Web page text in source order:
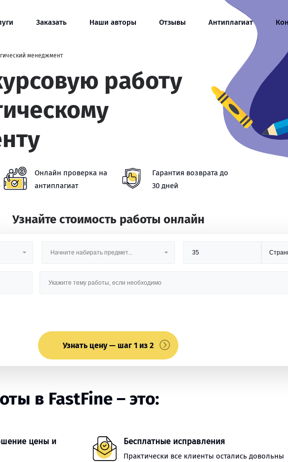
Заказать Наши авторы Отзывы Антиплагиат
менеджмент
работу
Онлайн проверка на
антиплагиат
Гарантия возврата до
30 дней
Узнайте стоимость работы онлайн
Узнать цену — шаг 1 из 2
в FastFine – это:
цены и
Бесплатные исправления
Практически все клиенты остались довольны